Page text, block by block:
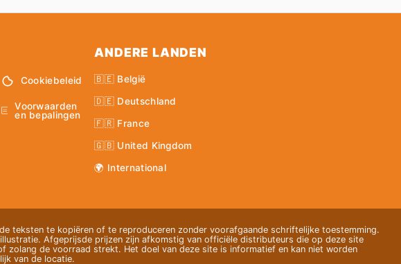
Cookiebeleid
Voorwaarden
en bepalingen
ANDERE LANDEN
🇧🇪 België
🇩🇪 Deutschland
🇫🇷 France
🇬🇧 United Kingdom
🌍 International
teksten te kopiëren of te reproduceren zonder voorafgaande schriftelijke toestemming.
Afgeprijsde prijzen zijn afkomstig van officiële distributeurs die op deze site
zolang de voorraad strekt. Het doel van deze site is informatief en kan niet worden
van de locatie.